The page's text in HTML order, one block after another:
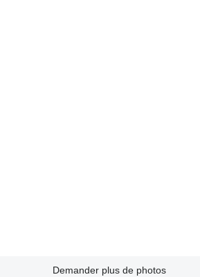
Demander plus de photos